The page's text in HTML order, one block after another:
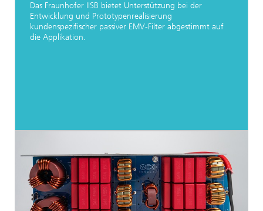
Das Fraunhofer IISB bietet Unterstützung bei der
Entwicklung und Prototypenrealisierung
kundenspezifischer passiver EMV-Filter abgestimmt auf
die Applikation.